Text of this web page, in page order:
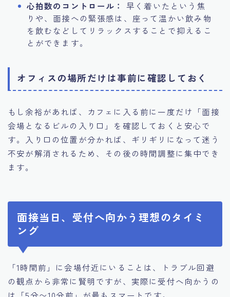
心拍数のコントロール：
早く着いたという焦
りや、面接への緊張感は、座って温かい飲み物
を飲むなどしてリラックスすることで抑えるこ
とができます。
オフィスの場所だけは事前に確認しておく
もし余裕があれば、カフェに入る前に一度だけ「面接
会場となるビルの入り口」を確認しておくと安心で
す。入り口の位置が分かれば、ギリギリになって迷う
不安が解消されるため、その後の時間調整に集中でき
ます。
面接当日、受付へ向かう理想のタイミ
ング
「1時間前」に会場付近にいることは、トラブル回避
の観点から非常に賢明ですが、実際に受付へ向かうの